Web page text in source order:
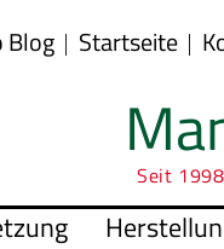
Blog Startseite
Seit